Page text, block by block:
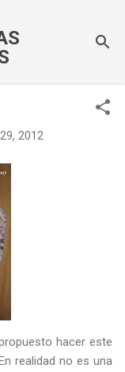
2012
hacer este
realidad no es una